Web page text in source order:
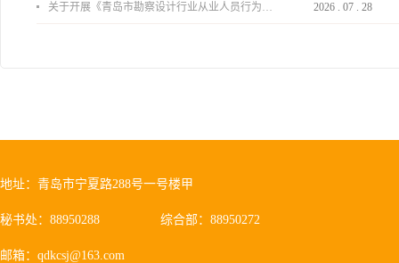
关于开展《青岛市勘察设计行业从业人员行为导则》、《青岛市住宅工程设计审查品质提升指引（2026版）》宣贯活动的通知 2026 . 07 . 28
地址：青岛市宁夏路288号一号楼甲
秘书处：88950288 综合部：88950272
邮箱：qdkcsj@163.com